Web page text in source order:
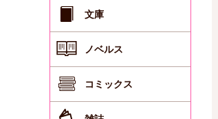
文庫
ノベルス
コミックス